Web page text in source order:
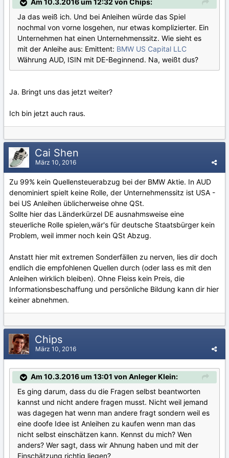
Am 10.3.2016 um 12:32 von Chips:
Ja das weiß ich. Und bei Anleihen würde das Spiel
nochmal von vorne losgehen, nur etwas komplizierter. Ein
Unternehmen hat einen Unternehmenssitz. Wie sieht es
mit der Anleihe aus: Emittent: BMW US Capital LLC
Währung AUD, ISIN mit DE-Beginnend. Na, weißt dus?
Ja. Bringt uns das jetzt weiter?
Ich bin jetzt auch raus.
Cai Shen
März 10, 2016
Zu 99% kein Quellensteuerabzug bei der BMW Aktie. In AUD
denominiert spielt keine Rolle, der Unternehmenssitz ist USA -
bei US Anleihen üblicherweise ohne QSt.
Sollte hier das Länderkürzel DE ausnahmsweise eine
steuerliche Rolle spielen,wär's für deutsche Staatsbürger kein
Problem, weil immer noch kein QSt Abzug.
Anstatt hier mit extremen Sonderfällen zu nerven, lies dir doch
endlich die empfohlenen Quellen durch (oder lass es mit den
Anleihen wirklich bleiben). Ohne Fleiss kein Preis, die
Informationsbeschaffung und persönliche Bildung kann dir hier
keiner abnehmen.
Chips
März 10, 2016
Am 10.3.2016 um 13:01 von Anleger Klein:
Es ging darum, dass du die Fragen selbst beantworten
kannst und nicht andere fragen musst. Nicht weil jemand
was dagegen hat wenn man andere fragt sondern weil es
eine doofe Idee ist Anleihen zu kaufen wenn man das
nicht selbst einschätzen kann. Kennst du mich? Wen
anders? Wer sagt, dass wir Ahnung haben und mit der
Einschätzung richtig liegen?